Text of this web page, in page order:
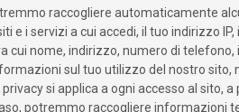
raccogliere automaticamente
i servizi a cui accedi, il tuo indirizzo
nome, indirizzo, numero di telefono,
sul tuo utilizzo del nostro
si applica a ogni accesso al sito,
potremmo raccogliere informazioni